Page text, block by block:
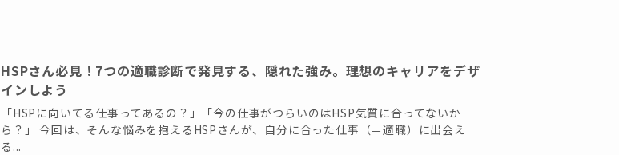
HSPさん必見！7つの適職診断で発見する、隠れた強み。理想のキャリアをデザ
インしよう
「HSPに向いてる仕事ってあるの？」「今の仕事がつらいのはHSP気質に合ってないか
ら？」 今回は、そんな悩みを抱えるHSPさんが、自分に合った仕事（＝適職）に出会え
る...